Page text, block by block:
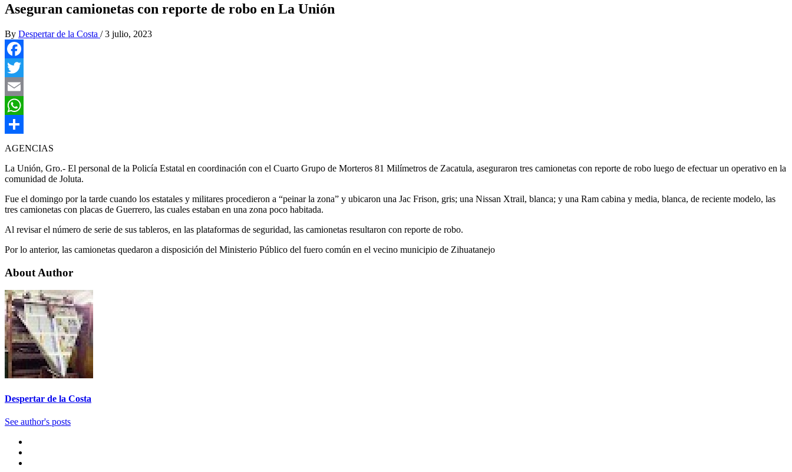
Aseguran camionetas con reporte de robo en La Unión
By Despertar de la Costa / 3 julio, 2023
Facebook
Twitter
Email
WhatsApp
Compartir
AGENCIAS
La Unión, Gro.- El personal de la Policía Estatal en coordinación con el Cuarto Grupo de Morteros 81 Milímetros de Zacatula, aseguraron tres camionetas con reporte de robo luego de efectuar un operativo en la
comunidad de Joluta.
Fue el domingo por la tarde cuando los estatales y militares procedieron a “peinar la zona” y ubicaron una Jac Frison, gris; una Nissan Xtrail, blanca; y una Ram cabina y media, blanca, de reciente modelo, las
tres camionetas con placas de Guerrero, las cuales estaban en una zona poco habitada.
Al revisar el número de serie de sus tableros, en las plataformas de seguridad, las camionetas resultaron con reporte de robo.
Por lo anterior, las camionetas quedaron a disposición del Ministerio Público del fuero común en el vecino municipio de Zihuatanejo
About Author
Despertar de la Costa
See author's posts